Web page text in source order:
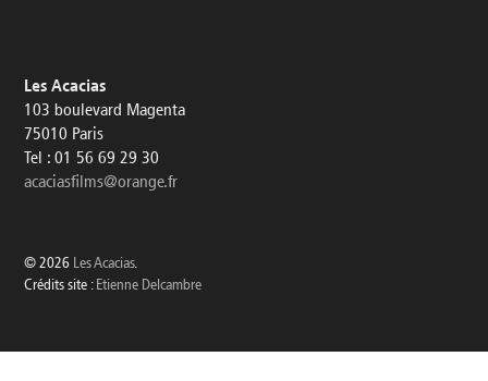
Les Acacias
103 boulevard Magenta
75010 Paris
Tel : 01 56 69 29 30
acaciasfilms@orange.fr
© 2026 Les Acacias.
Crédits site : Etienne Delcambre